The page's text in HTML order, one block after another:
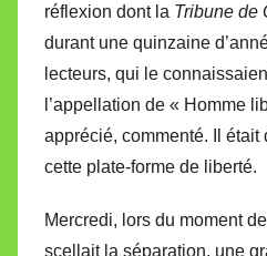
réflexion dont la Tribune de
durant une quinzaine
lecteurs, qui le
l’appellation de « Homme
apprécié, commenté. Il
cette plate-forme de liberté.
Mercredi, lors du moment
scellait la séparation, une